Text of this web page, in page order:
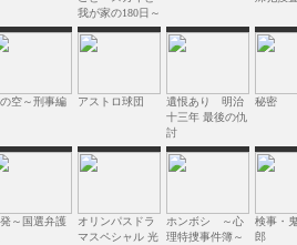
我が家の180日～
空～刑事編 アストロ球団
遺恨あり 明治
十三年 最後の仇
討
秘密
～国選弁護
オリンパスドラ
マスペシャル 光
ホンボシ ～心
理特捜事件簿～
検事・
郎